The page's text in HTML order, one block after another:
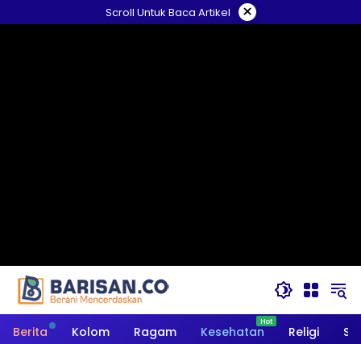
ke
Scroll Untuk Baca Artikel ×
Berita Kolom Ragam Kesehatan Religi